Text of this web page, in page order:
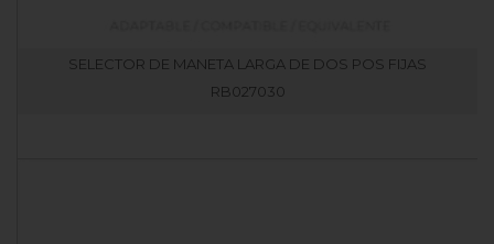
SELECTOR DE MANETA LARGA DE DOS POS FIJAS
RB027030